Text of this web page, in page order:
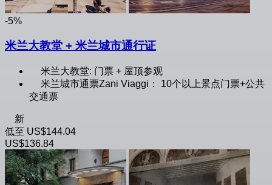
-5%
米兰大教堂 + 米兰城市通行证
米兰大教堂: 门票 + 屋顶参观
米兰城市通票Zani Viaggi： 10个以上景点门票+公共
交通票
新
低至 US$144.04
US$136.84